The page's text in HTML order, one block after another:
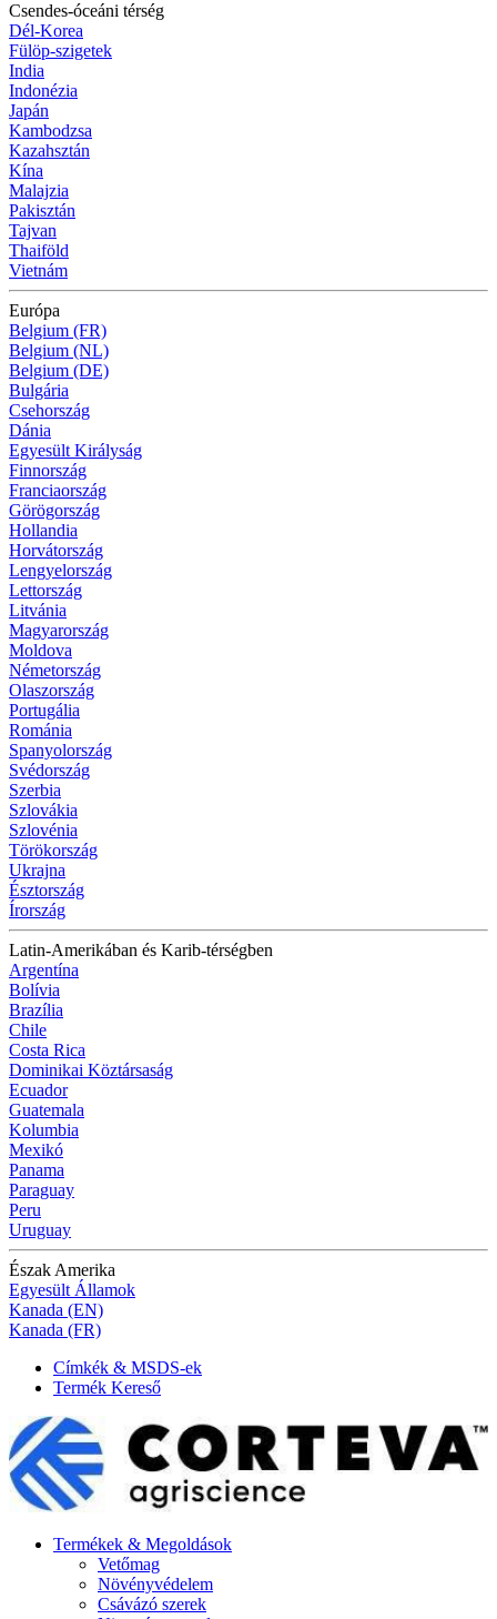
Csendes-óceáni térség
Dél-Korea
Fülöp-szigetek
India
Indonézia
Japán
Kambodzsa
Kazahsztán
Kína
Malajzia
Pakisztán
Tajvan
Thaiföld
Vietnám
Európa
Belgium (FR)
Belgium (NL)
Belgium (DE)
Bulgária
Csehország
Dánia
Egyesült Királyság
Finnország
Franciaország
Görögország
Hollandia
Horvátország
Lengyelország
Lettország
Litvánia
Magyarország
Moldova
Németország
Olaszország
Portugália
Románia
Spanyolország
Svédország
Szerbia
Szlovákia
Szlovénia
Törökország
Ukrajna
Észtország
Írország
Latin-Amerikában és Karib-térségben
Argentína
Bolívia
Brazília
Chile
Costa Rica
Dominikai Köztársaság
Ecuador
Guatemala
Kolumbia
Mexikó
Panama
Paraguay
Peru
Uruguay
Észak Amerika
Egyesült Államok
Kanada (EN)
Kanada (FR)
Címkék & MSDS-ek
Termék Kereső
Termékek & Megoldások
Vetőmag
Növényvédelem
Csávázó szerek